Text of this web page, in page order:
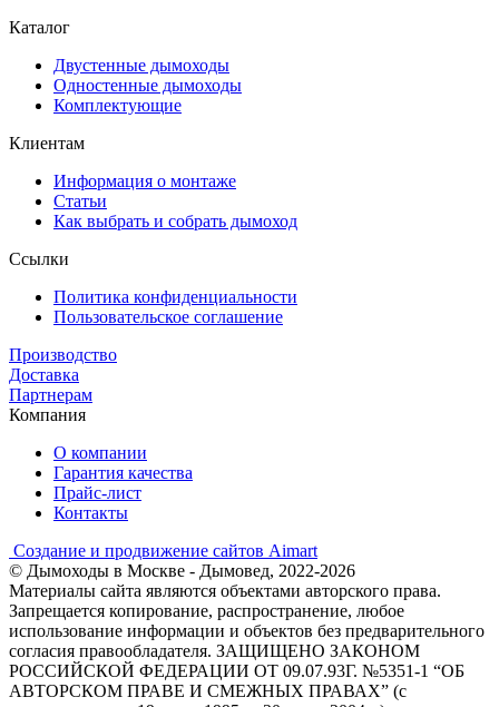
Каталог
Двустенные дымоходы
Одностенные дымоходы
Комплектующие
Клиентам
Информация о монтаже
Статьи
Как выбрать и собрать дымоход
Ссылки
Политика конфиденциальности
Пользовательское соглашение
Производство
Доставка
Партнерам
Компания
О компании
Гарантия качества
Прайс-лист
Контакты
Создание и продвижение сайтов Aimart
© Дымоходы в Москве - Дымовед, 2022-2026
Материалы сайта являются объектами авторского права.
Запрещается копирование, распространение, любое
использование информации и объектов без предварительного
согласия правообладателя. ЗАЩИЩЕНО ЗАКОНОМ
РОССИЙСКОЙ ФЕДЕРАЦИИ ОТ 09.07.93Г. №5351-1 “ОБ
АВТОРСКОМ ПРАВЕ И СМЕЖНЫХ ПРАВАХ” (с